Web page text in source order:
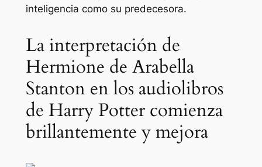
inteligencia como su predecesora.
La interpretación de
Hermione de Arabella
Stanton en los audiolibros
de Harry Potter comienza
brillantemente y mejora